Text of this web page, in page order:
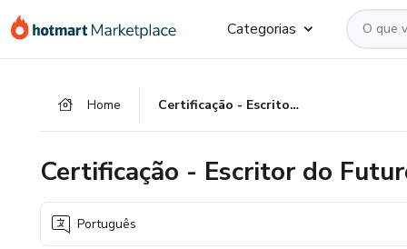
para
para
para
Categorias
Home Certificação - Escritor do Futuro R
Certificação - Escritor do
Português